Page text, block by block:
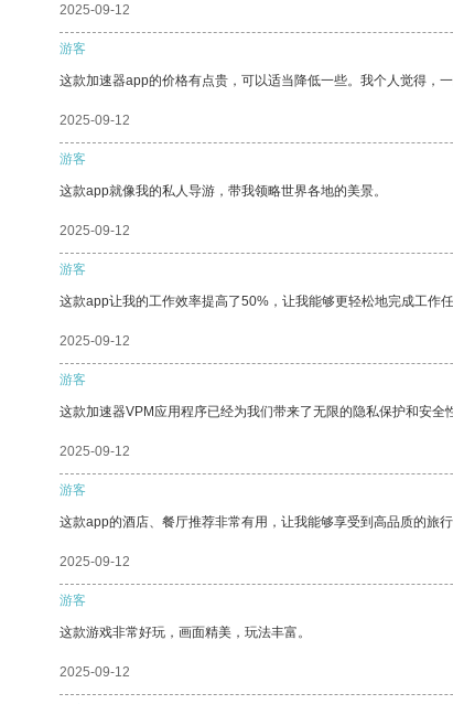
2025-09-12
游客
这款加速器app的价格有点贵，可以适当降低一些。我个人觉得，
2025-09-12
游客
这款app就像我的私人导游，带我领略世界各地的美景。
2025-09-12
游客
这款app让我的工作效率提高了50%，让我能够更轻松地完成工作
2025-09-12
游客
这款加速器VPM应用程序已经为我们带来了无限的隐私保护和安全
2025-09-12
游客
这款app的酒店、餐厅推荐非常有用，让我能够享受到高品质的旅行
2025-09-12
游客
这款游戏非常好玩，画面精美，玩法丰富。
2025-09-12